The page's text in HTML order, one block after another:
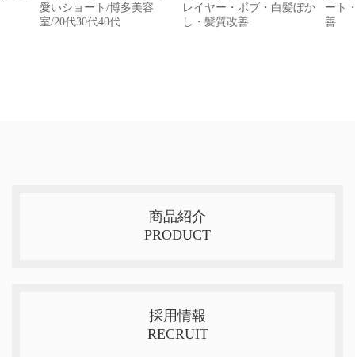
愛いショート/博多美容
室/20代30代40代
レイヤー・ボブ・白髪ぼか
し・髪質改善
ート
善
商品紹介
PRODUCT
採用情報
RECRUIT